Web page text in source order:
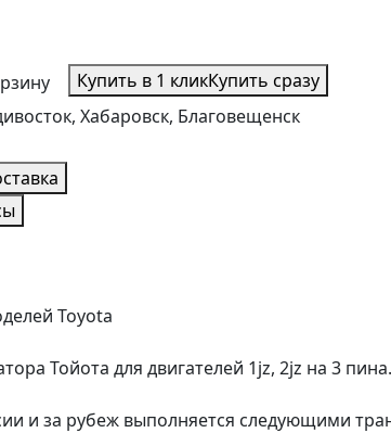
Купить в 1 кликКупить сразу
Хабаровск, Благовещенск
Toyota
Тойота для двигателей 1jz, 2jz на 3
и за рубеж выполняется следующими